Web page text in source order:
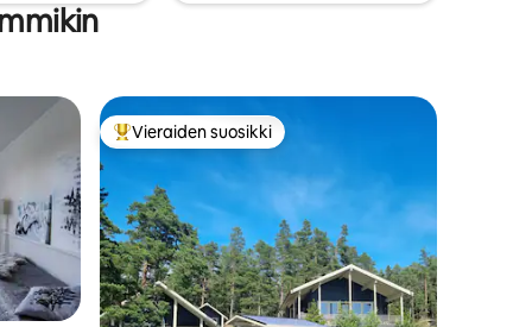
Vieraiden suosikkien parhaimmistoa
Vieraiden suosikki